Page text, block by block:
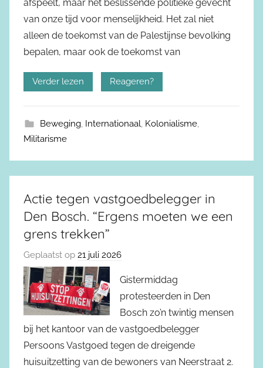
afspeelt, maar het beslissende politieke gevecht
van onze tijd voor menselijkheid. Het zal niet
alleen de toekomst van de Palestijnse bevolking
bepalen, maar ook de toekomst van
Verder lezen Reageren?
Beweging, Internationaal, Kolonialisme,
Militarisme
Actie tegen vastgoedbelegger in
Den Bosch. “Ergens moeten we een
grens trekken”
Geplaatst op 21 juli 2026
Gistermiddag
protesteerden in Den
Bosch zo’n twintig mensen
bij het kantoor van de vastgoedbelegger
Persoons Vastgoed tegen de dreigende
huisuitzetting van de bewoners van Neerstraat 2.